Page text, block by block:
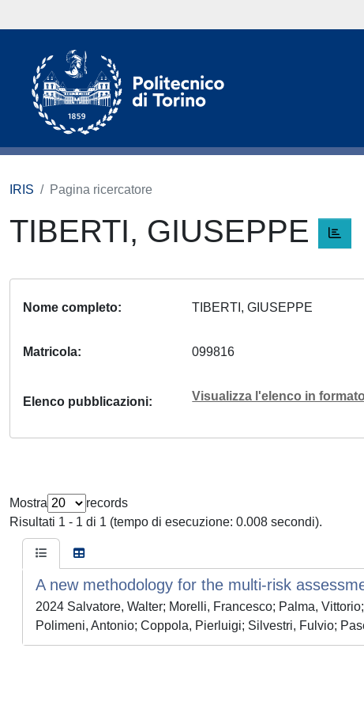
IRIS Pagina ricercatore
TIBERTI, GIUSEPPE
Nome completo TIBERTI, GIUSEPPE
Matricola 099816
Elenco pubblicazioni Visualizza l'elenco in
Mostra
records
Risultati 1 - 1 di 1 (tempo di esecuzione: 0.008 secondi).
A new methodology for the multi-risk
2024 Salvatore, Walter; Morelli, Francesco; Palma,
Polimeni, Antonio; Coppola, Pierluigi; Silvestri, Fulvio;